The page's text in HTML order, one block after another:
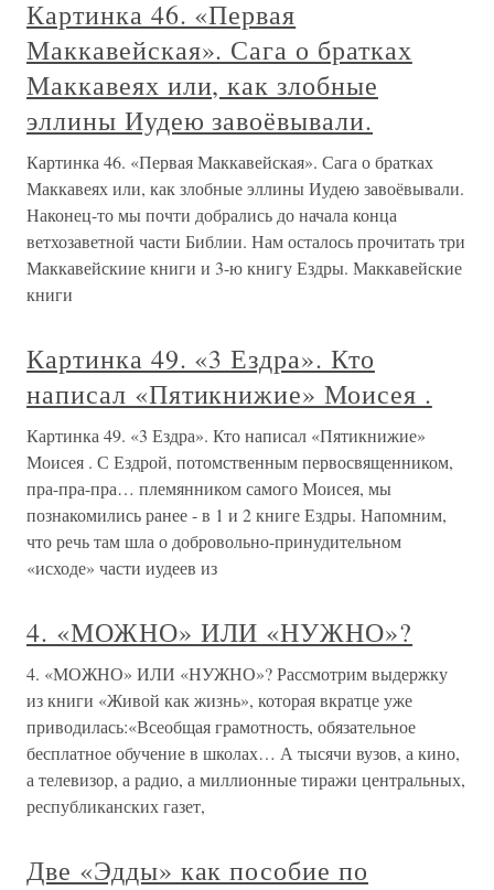
Картинка 46. «Первая
Маккавейская». Сага о братках
Маккавеях или, как злобные
эллины Иудею завоёвывали.
Картинка 46. «Первая Маккавейская». Сага о братках
Маккавеях или, как злобные эллины Иудею завоёвывали.
Наконец-то мы почти добрались до начала конца
ветхозаветной части Библии. Нам осталось прочитать три
Маккавейскиие книги и 3-ю книгу Ездры. Маккавейские
книги
Картинка 49. «3 Ездра». Кто
написал «Пятикнижие» Моисея .
Картинка 49. «3 Ездра». Кто написал «Пятикнижие»
Моисея . С Ездрой, потомственным первосвященником,
пра-пра-пра… племянником самого Моисея, мы
познакомились ранее - в 1 и 2 книге Ездры. Напомним,
что речь там шла о добровольно-принудительном
«исходе» части иудеев из
4. «МОЖНО» ИЛИ «НУЖНО»?
4. «МОЖНО» ИЛИ «НУЖНО»? Рассмотрим выдержку
из книги «Живой как жизнь», которая вкратце уже
приводилась:«Всеобщая грамотность, обязательное
бесплатное обучение в школах… А тысячи вузов, а кино,
а телевизор, а радио, а миллионные тиражи центральных,
республиканских газет,
Две «Эдды» как пособие по